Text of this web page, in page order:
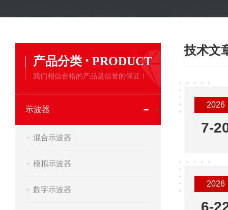
产品分类 · PRODUCT
我们相信合格的产品是信誉的保证！
示波器
混合示波器
模拟示波器
数字示波器
技术文
2026
7-
2026
6-